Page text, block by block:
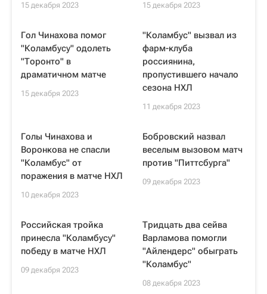
15 декабря 2023 15 декабря 2023
Гол Чинахова помог
"Коламбусу" одолеть
"Торонто" в
драматичном матче
15 декабря 2023
"Коламбус" вызвал из
фарм-клуба
россиянина,
пропустившего начало
сезона НХЛ
11 декабря 2023
Голы Чинахова и
Воронкова не спасли
"Коламбус" от
поражения в матче НХЛ
10 декабря 2023
Бобровский назвал
веселым вызовом матч
против "Питтсбурга"
09 декабря 2023
Российская тройка
принесла "Коламбусу"
победу в матче НХЛ
09 декабря 2023
Тридцать два сейва
Варламова помогли
"Айлендерс" обыграть
"Коламбус"
08 декабря 2023